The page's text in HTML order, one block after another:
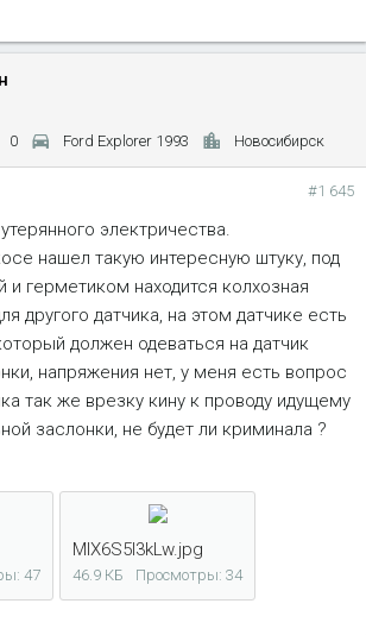
0 Ford Explorer 1993 Новосибирск
#1 645
электричества.
нашел такую интересную штуку, под
и герметиком находится колхозная
другого датчика, на этом датчике есть
должен одеваться на датчик
напряжения нет, у меня есть вопрос
так же врезку кину к проводу идущему
заслонки, не будет ли криминала ?
47
MIX6S5I3kLw.jpg
46.9 КБ Просмотры: 34